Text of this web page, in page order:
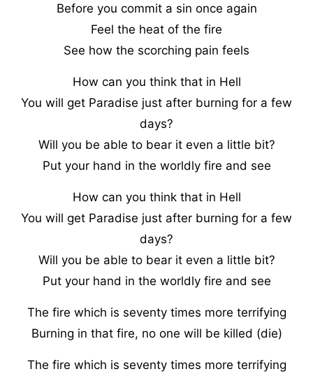
Before you commit a sin once again
Feel the heat of the fire
See how the scorching pain feels
How can you think that in Hell
You will get Paradise just after burning for a few
days?
Will you be able to bear it even a little bit?
Put your hand in the worldly fire and see
How can you think that in Hell
You will get Paradise just after burning for a few
days?
Will you be able to bear it even a little bit?
Put your hand in the worldly fire and see
The fire which is seventy times more terrifying
Burning in that fire, no one will be killed (die)
The fire which is seventy times more terrifying